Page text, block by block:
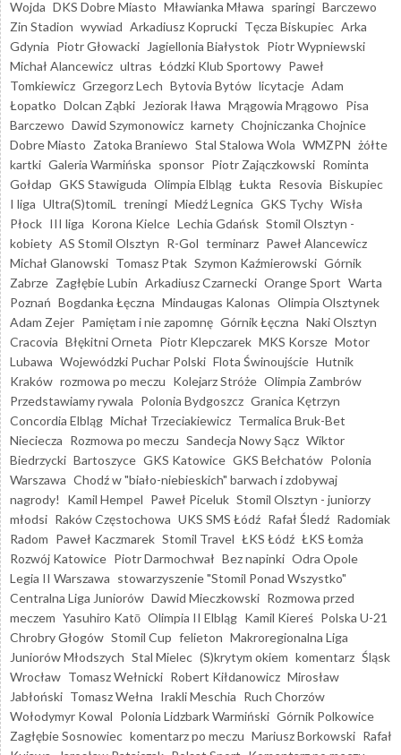
Wojda DKS Dobre Miasto Mławianka Mława sparingi Barczewo
Zin Stadion wywiad Arkadiusz Koprucki Tęcza Biskupiec Arka
Gdynia Piotr Głowacki Jagiellonia Białystok Piotr Wypniewski
Michał Alancewicz ultras Łódzki Klub Sportowy Paweł
Tomkiewicz Grzegorz Lech Bytovia Bytów licytacje Adam
Łopatko Dolcan Ząbki Jeziorak Iława Mrągowia Mrągowo Pisa
Barczewo Dawid Szymonowicz karnety Chojniczanka Chojnice
Dobre Miasto Zatoka Braniewo Stal Stalowa Wola WMZPN żółte
kartki Galeria Warmińska sponsor Piotr Zajączkowski Rominta
Gołdap GKS Stawiguda Olimpia Elbląg Łukta Resovia Biskupiec
I liga Ultra(S)tomiL treningi Miedź Legnica GKS Tychy Wisła
Płock III liga Korona Kielce Lechia Gdańsk Stomil Olsztyn -
kobiety AS Stomil Olsztyn R-Gol terminarz Paweł Alancewicz
Michał Glanowski Tomasz Ptak Szymon Kaźmierowski Górnik
Zabrze Zagłębie Lubin Arkadiusz Czarnecki Orange Sport Warta
Poznań Bogdanka Łęczna Mindaugas Kalonas Olimpia Olsztynek
Adam Zejer Pamiętam i nie zapomnę Górnik Łęczna Naki Olsztyn
Cracovia Błękitni Orneta Piotr Klepczarek MKS Korsze Motor
Lubawa Wojewódzki Puchar Polski Flota Świnoujście Hutnik
Kraków rozmowa po meczu Kolejarz Stróże Olimpia Zambrów
Przedstawiamy rywala Polonia Bydgoszcz Granica Kętrzyn
Concordia Elbląg Michał Trzeciakiewicz Termalica Bruk-Bet
Nieciecza Rozmowa po meczu Sandecja Nowy Sącz Wiktor
Biedrzycki Bartoszyce GKS Katowice GKS Bełchatów Polonia
Warszawa Chodź w "biało-niebieskich" barwach i zdobywaj
nagrody!
Kamil Hempel Paweł Piceluk Stomil Olsztyn - juniorzy
młodsi Raków Częstochowa UKS SMS Łódź Rafał Śledź Radomiak
Radom Paweł Kaczmarek Stomil Travel ŁKS Łódź ŁKS Łomża
Rozwój Katowice Piotr Darmochwał Bez napinki Odra Opole
Legia II Warszawa stowarzyszenie "Stomil Ponad Wszystko"
Centralna Liga Juniorów Dawid Mieczkowski Rozmowa przed
meczem Yasuhiro Katō Olimpia II Elbląg Kamil Kiereś Polska U-21
Chrobry Głogów Stomil Cup felieton Makroregionalna Liga
Juniorów Młodszych Stal Mielec (S)krytym okiem komentarz Śląsk
Wrocław Tomasz Wełnicki Robert Kiłdanowicz Mirosław
Jabłoński Tomasz Wełna Irakli Meschia Ruch Chorzów
Wołodymyr Kowal Polonia Lidzbark Warmiński Górnik Polkowice
Zagłębie Sosnowiec komentarz po meczu Mariusz Borkowski Rafał